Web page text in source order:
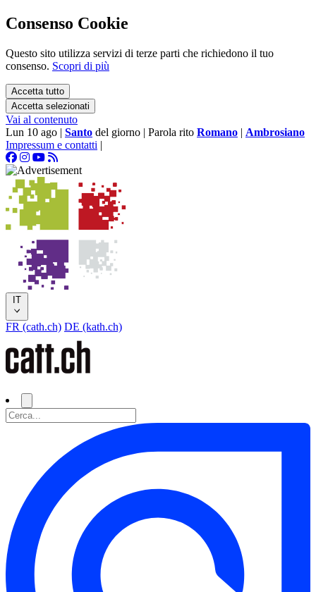
Consenso Cookie
Questo sito utilizza servizi di terze parti che richiedono il tuo
consenso. Scopri di più
Accetta tutto
Accetta selezionati
Vai al contenuto
Lun 10 ago | Santo del giorno | Parola rito Romano | Ambrosiano
Impressum e contatti |
IT
FR (cath.ch) DE (kath.ch)